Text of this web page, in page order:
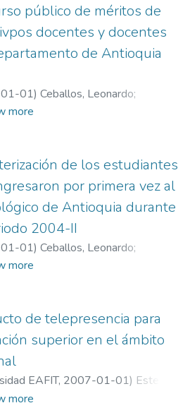
público de méritos de
docentes y docentes
de Antioquia
01) Ceballos, Leonardo;
Leonardo
e Historia (EAFIT – U de A)
more
de los estudiantes
por primera vez al
de Antioquia durante
2004-II
01) Ceballos, Leonardo;
Leonardo
e Historia (EAFIT – U de A)
more
de telepresencia para
superior en el ámbito
EAFIT, 2007-01-01) Esteban,
more